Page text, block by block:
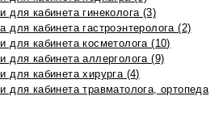
для кабинета гинеколога (3)
для кабинета гастроэнтеролога (2)
для кабинета косметолога (10)
для кабинета аллерголога (9)
для кабинета хирурга (4)
для кабинета травматолога, ортопеда